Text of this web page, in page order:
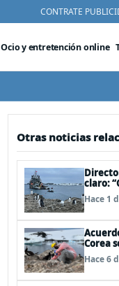
CONTRATE
Ocio y entretención online
Otras noticias
claro:
que
Hace 1
Corea
Hace 6